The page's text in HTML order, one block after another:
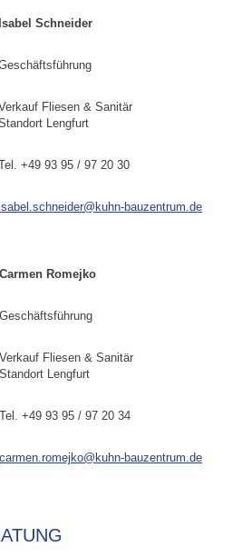
Isabel Schneider
Fliesen & Sanitär
Lengfurt
+49 93 95 / 97 20 30
bauzentrum.de
Carmen Romejko
Geschäftsführung
Verkauf Fliesen & Sanitär
Standort Lengfurt
Tel. +49 93 95 / 97 20 34
carmen.romejko@kuhn-bauzentrum.de